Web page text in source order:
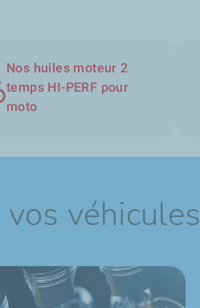
Nos huiles moteur 2
temps HI-PERF pour
moto
véhicules